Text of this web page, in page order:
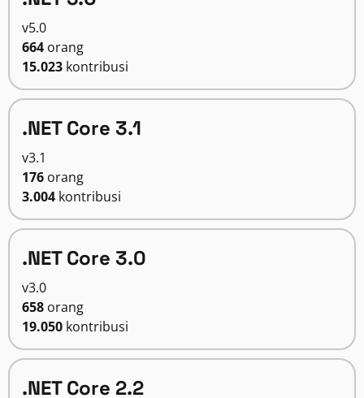
v5.0
664 orang
15.023 kontribusi
.NET Core 3.1
v3.1
176 orang
3.004 kontribusi
.NET Core 3.0
v3.0
658 orang
19.050 kontribusi
.NET Core 2.2